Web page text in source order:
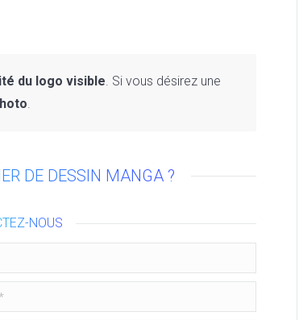
du logo visible. Si vous désirez une
.
DE DESSIN MANGA ?
NOUS